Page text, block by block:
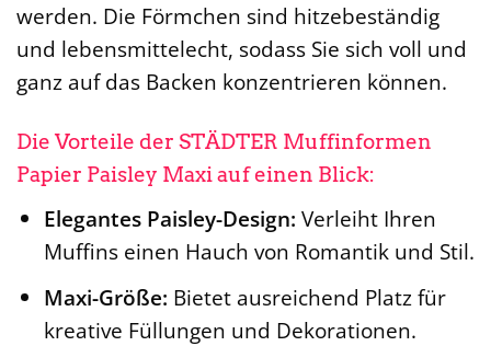
werden. Die Förmchen sind hitzebeständig
und lebensmittelecht, sodass Sie sich voll und
ganz auf das Backen konzentrieren können.
Die Vorteile der STÄDTER Muffinformen
Papier Paisley Maxi auf einen Blick:
Elegantes Paisley-Design: Verleiht Ihren
Muffins einen Hauch von Romantik und Stil.
Maxi-Größe: Bietet ausreichend Platz für
kreative Füllungen und Dekorationen.